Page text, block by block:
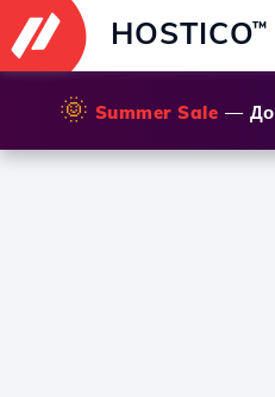
HOSTICO™
🌞 Summer Sale — До